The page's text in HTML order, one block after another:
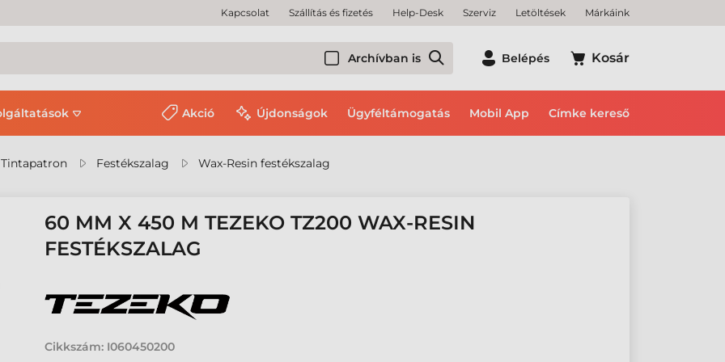
Kapcsolat Szállítás és fizetés Help-Desk Szerviz Letöltések Márkáink
Archívban is Belépés Kosár
Akció Újdonságok Ügyféltámogatás Mobil App Címke kereső
Tintapatron Festékszalag Wax-Resin festékszalag
60 MM X 450 M TEZEKO TZ200 WAX-RESIN
FESTÉKSZALAG
Cikkszám: I060450200